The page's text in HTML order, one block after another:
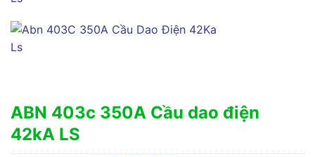
ABN 403c 350A Cầu dao điện
42kA LS